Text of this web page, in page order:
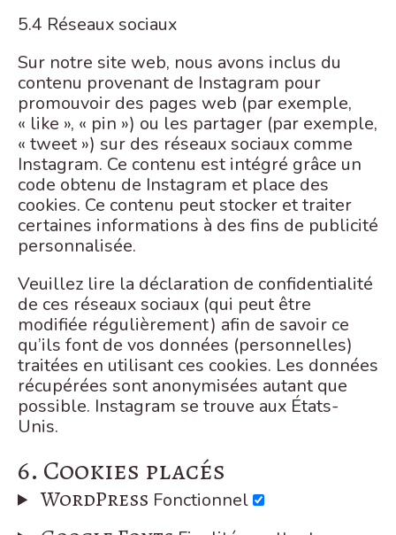
5.4 Réseaux sociaux
Sur notre site web, nous avons inclus du
contenu provenant de Instagram pour
promouvoir des pages web (par exemple,
« like », « pin ») ou les partager (par exemple,
« tweet ») sur des réseaux sociaux comme
Instagram. Ce contenu est intégré grâce un
code obtenu de Instagram et place des
cookies. Ce contenu peut stocker et traiter
certaines informations à des fins de publicité
personnalisée.
Veuillez lire la déclaration de confidentialité
de ces réseaux sociaux (qui peut être
modifiée régulièrement) afin de savoir ce
qu’ils font de vos données (personnelles)
traitées en utilisant ces cookies. Les données
récupérées sont anonymisées autant que
possible. Instagram se trouve aux États-
Unis.
6. Cookies placés
WordPress FonctionnelConsent